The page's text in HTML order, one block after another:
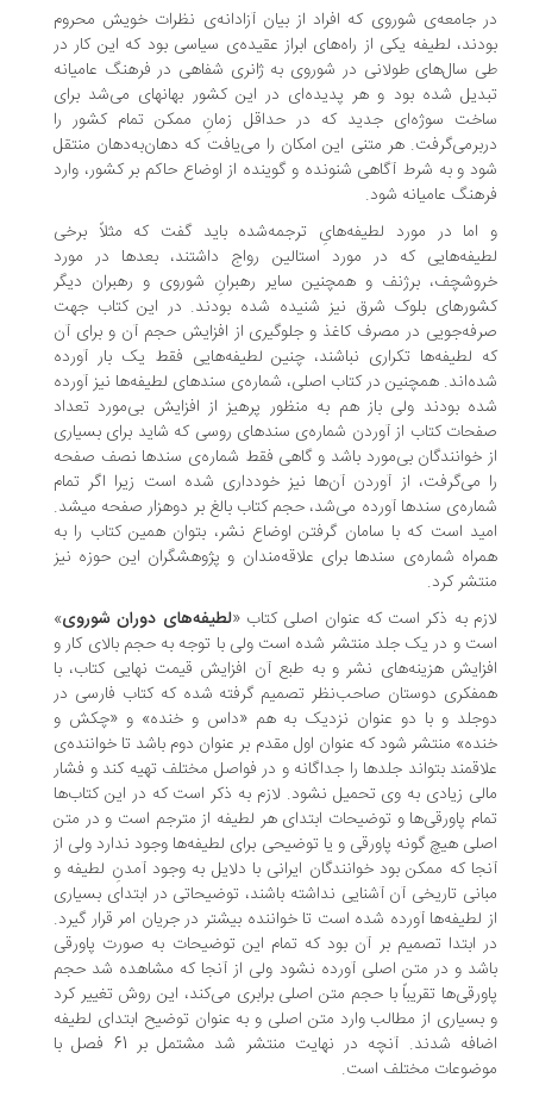
جامعه‌ی شوروی که افراد از بیان آزادانه‌ی نظرات خویش محروم
لطیفه یکی از راه‌‌‌های ابراز عقیده‌ی سیاسی بود که این کار در
سال‌‌‌های طولانی در شوروی به ژانری شفاهی در فرهنگ عامیانه
تبدیل شده بود و هر پدیده‌‌‌ای در این کشور بهانه‎ای می‌‌‌شد برای
سوژه‌‌‌ای جدید که در حداقل زمانِ ممکن تمام کشور را
هر متنی این امکان را می‌‌‌یافت که دهان‌‌‌به‌‌‌دهان منتقل
و به شرط آگاهی شنونده و گوینده از اوضاع حاکم بر کشور، وارد
عامیانه شود.
در مورد لطیفه‌‌‌هایِ ترجمه‌‌‌شده باید گفت که مثلاً برخی
که در مورد استالین رواج داشتند، بعدها در مورد
برژنف و همچنین سایر رهبرانِ شوروی و رهبران دیگر
بلوک شرق نیز شنیده شده بودند. در این کتاب جهت
در مصرف کاغذ و جلوگیری از افزایش حجم آن و برای آن
لطیفه‌‌‌ها تکراری نباشند، چنین لطیفه‌‌‌هایی فقط یک بار آورده
همچنین در کتاب اصلی، شماره‌ی سندهای لطیفه‌‌‌ها نیز آورده
بودند ولی باز هم به منظور پرهیز از افزایش بی‌‌‌مورد تعداد
کتاب از آوردن شماره‌ی سندهای روسی که شاید برای بسیاری
خوانندگان بی‌‌‌مورد باشد و گاهی فقط شماره‌ی سندها نصف صفحه
می‌‌‌گرفت، از آوردن آن‌‌‌ها نیز خودداری شده است زیرا اگر تمام
شماره‌ی سندها آورده می‌‌‌شد، حجم کتاب بالغ بر دوهزار صفحه می‎شد.
است که با سامان گرفتن اوضاع نشر، بتوان همین کتاب را به
شماره‌ی سندها برای علاقه‌‌‌مندان و پژوهشگران این حوزه نیز
کرد.
به ذکر است که عنوان اصلی کتاب « لطیفه‌‌‌های دوران شوروی»
و در یک جلد منتشر شده است ولی با توجه به حجم بالای کار و
هزینه‌‌‌های نشر و به طبع آن افزایش قیمت نهایی کتاب، با
دوستان صاحب‌‌‌نظر تصمیم گرفته شده که کتاب فارسی در
و با دو عنوان نزدیک به هم «داس و خنده» و «چکش و
منتشر شود که عنوان اول مقدم بر عنوان دوم باشد تا خواننده‌ی
بتواند جلدها را جداگانه و در فواصل مختلف تهیه کند و فشار
زیادی به وی تحمیل نشود. لازم به ذکر است که در این کتاب‌‌‌ها
پاورقی‌ها و توضیحات ابتدای هر لطیفه از مترجم است و در متن
هیچ گونه پاورقی‌‌‌ و یا توضیحی برای لطیفه‌‌‌ها وجود ندارد ولی از
که ممکن بود خوانندگان ایرانی با دلایل به وجود آمدنِ لطیفه و
تاریخی آن آشنایی نداشته باشند، توضیحاتی در ابتدای بسیاری
لطیفه‌‌‌ها آورده شده ‌‌‌است تا خواننده بیشتر در جریان امر قرار گیرد.
ابتدا تصمیم بر آن بود که تمام این توضیحات به صورت پاورقی
و در متن اصلی آورده نشود ولی از آنجا که مشاهده شد حجم
تقریباً با حجم متن اصلی برابری می‌‌‌کند، این روش تغییر کرد
از مطالب وارد متن اصلی و به عنوان توضیح ابتدای لطیفه
اضافه شدند. آنچه در نهایت منتشر شد مشتمل بر 61 فصل با
مختلف است.